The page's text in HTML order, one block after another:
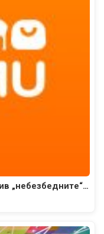
„небезбедните“…